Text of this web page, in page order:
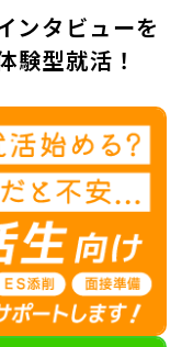
ンタビューを
験型就活！